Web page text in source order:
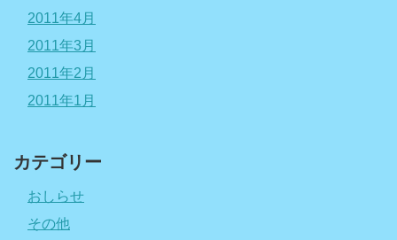
2011年4月
2011年3月
2011年2月
2011年1月
カテゴリー
おしらせ
その他